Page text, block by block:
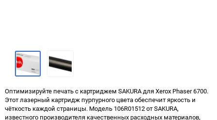
Оптимизируйте печать с картриджем SAKURA для Xerox Phaser 6700.
Этот лазерный картридж пурпурного цвета обеспечит яркость и
чёткость каждой страницы. Модель 106R01512 от SAKURA,
известного производителя качественных расходных материалов,